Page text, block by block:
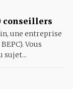
conseillers
une entreprise
Vous
sujet...